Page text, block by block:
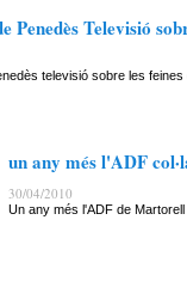
Penedès Televisió
televisió sobre les
un any més l'ADF
30/04/2010
Un any més l'ADF de